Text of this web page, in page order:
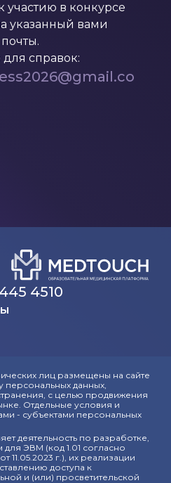
участию в конкурсе
указанный вами
справок:
4510
лиц размещены на сайте
персональных данных,
с целью продвижения
Отдельные условия и
- субъектами персональных
деятельность по разработке,
ЭВМ (код 1.01 согласно
г.), их реализации
доступа к
и (или) просветительской